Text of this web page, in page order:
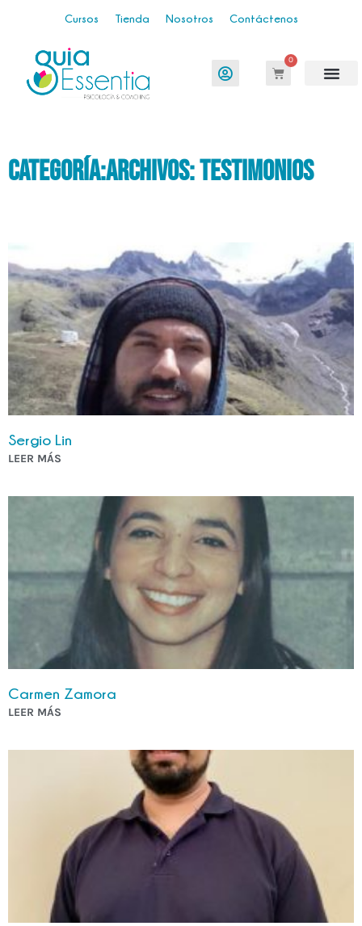
Cursos Tienda Nosotros Contáctenos
0
categoría:archivos: testimonios
Sergio Lin
LEER MÁS
Carmen Zamora
LEER MÁS